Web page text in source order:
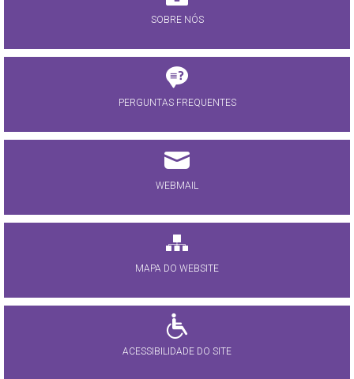
SOBRE NÓS
PERGUNTAS FREQUENTES
WEBMAIL
MAPA DO WEBSITE
ACESSIBILIDADE DO SITE